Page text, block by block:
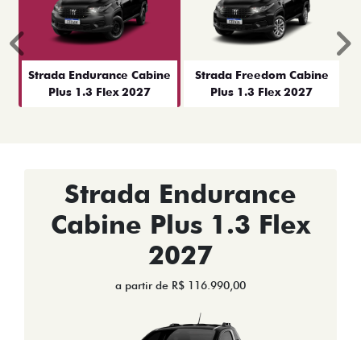
Strada Endurance Cabine
Plus 1.3 Flex 2027
Strada Freedom Cabine
Plus 1.3 Flex 2027
Anterior
Strada Endurance
Cabine Plus 1.3 Flex
2027
a partir de R$ 116.990,00